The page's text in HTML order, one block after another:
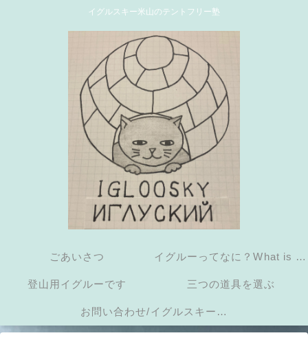
イグルスキー米山のテントフリー塾
ごあいさつ イグルーってなに？What is an
igloo?
登山用イグルーです 三つの道具を選ぶ
お問い合わせ/イグルスキーに